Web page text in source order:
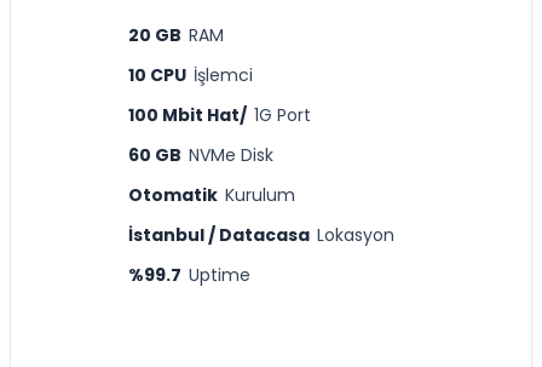
20 GB RAM
10 CPU İşlemci
100 Mbit Hat/ 1G Port
60 GB NVMe Disk
Otomatik Kurulum
İstanbul / Datacasa Lokasyon
%99.7 Uptime